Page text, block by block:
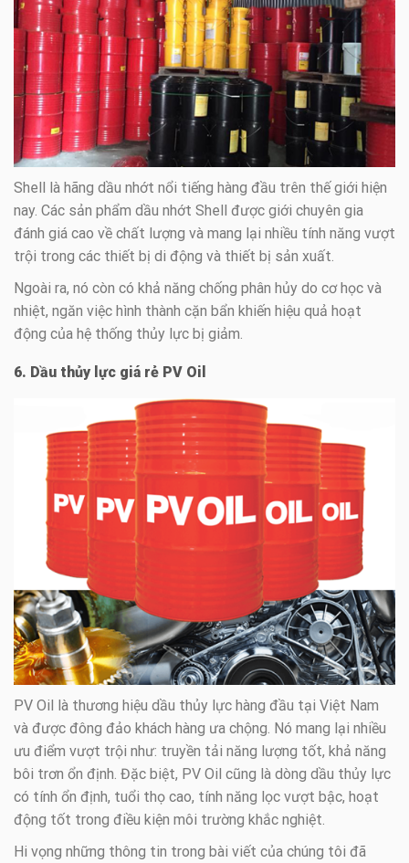
Shell là hãng dầu nhớt nổi tiếng hàng đầu trên thế giới hiện
nay. Các sản phẩm dầu nhớt Shell được giới chuyên gia
đánh giá cao về chất lượng và mang lại nhiều tính năng vượt
trội trong các thiết bị di động và thiết bị sản xuất.
Ngoài ra, nó còn có khả năng chống phân hủy do cơ học và
nhiệt, ngăn việc hình thành cặn bẩn khiến hiệu quả hoạt
động của hệ thống thủy lực bị giảm.
6. Dầu thủy lực giá rẻ PV Oil
PV Oil là thương hiệu dầu thủy lực hàng đầu tại Việt Nam
và được đông đảo khách hàng ưa chộng. Nó mang lại nhiều
ưu điểm vượt trội như: truyền tải năng lượng tốt, khả năng
bôi trơn ổn định. Đặc biệt, PV Oil cũng là dòng dầu thủy lực
có tính ổn định, tuổi thọ cao, tính năng lọc vượt bậc, hoạt
động tốt trong điều kiện môi trường khắc nghiệt.
Hi vọng những thông tin trong bài viết của chúng tôi đã